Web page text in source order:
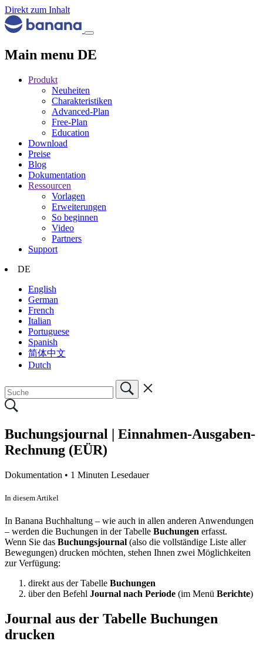
Direkt zum Inhalt
Main menu DE
Produkt
Neuheiten
Charakteristiken
Advanced-Plan
Free-Plan
Education
Download
Preise
Blog
Dokumentation
Ressourcen
Vorlagen
Erweiterungen
So beginnen
Video
Partners
Support
DE
English
German
French
Italian
Portuguese
Spanish
简体中文
Dutch
Buchungsjournal | Einnahmen-Ausgaben-
Rechnung (EÜR)
Dokumentation • 1 Minuten Lesedauer
In diesem Artikel
In Banana Buchhaltung – wie auch in allen anderen Anwendungen
– werden die Buchungen in der Tabelle Buchungen erfasst.
Wenn Sie das Buchungsjournal (also die vollständige Liste aller
Bewegungen) drucken möchten, stehen Ihnen zwei Möglichkeiten
zur Verfügung:
direkt aus der Tabelle Buchungen
über den Befehl Journal nach Periode (im Menü Berichte)
Journal aus der Tabelle Buchungen
drucken